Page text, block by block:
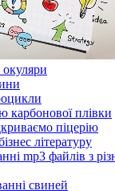
окуляри
карбонової плівки
піцерію
літературу
mp3 файлів з
свиней